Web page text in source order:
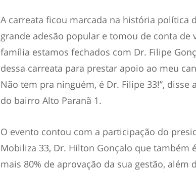
A carreata ficou marcada na história política
grande adesão popular e tomou de conta de
família estamos fechados com Dr. Filipe
dessa carreata para prestar apoio ao meu
Não tem pra ninguém, é Dr. Filipe 33!’’,
do bairro Alto Paranã 1.
O evento contou com a participação do
Mobiliza 33, Dr. Hilton Gonçalo que também
mais 80% de aprovação da sua gestão, além